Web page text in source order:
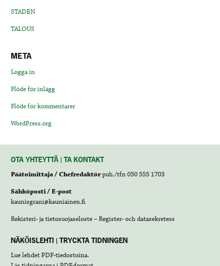
STADEN
TALOUS
META
Logga in
Flöde för inlägg
Flöde för kommentarer
WordPress.org
OTA YHTEYTTÄ | TA KONTAKT
Päätoimittaja / Chefredaktörpuh./tfn 050 555 1703
Sähköposti / E-post
kaunisgrani@kauniainen.fi
Rekisteri- ja tietosuojaseloste – Register- och datasekretess
NÄKÖISLEHTI | TRYCKTA TIDNINGEN
Lue lehdetPDF-tiedostoina.